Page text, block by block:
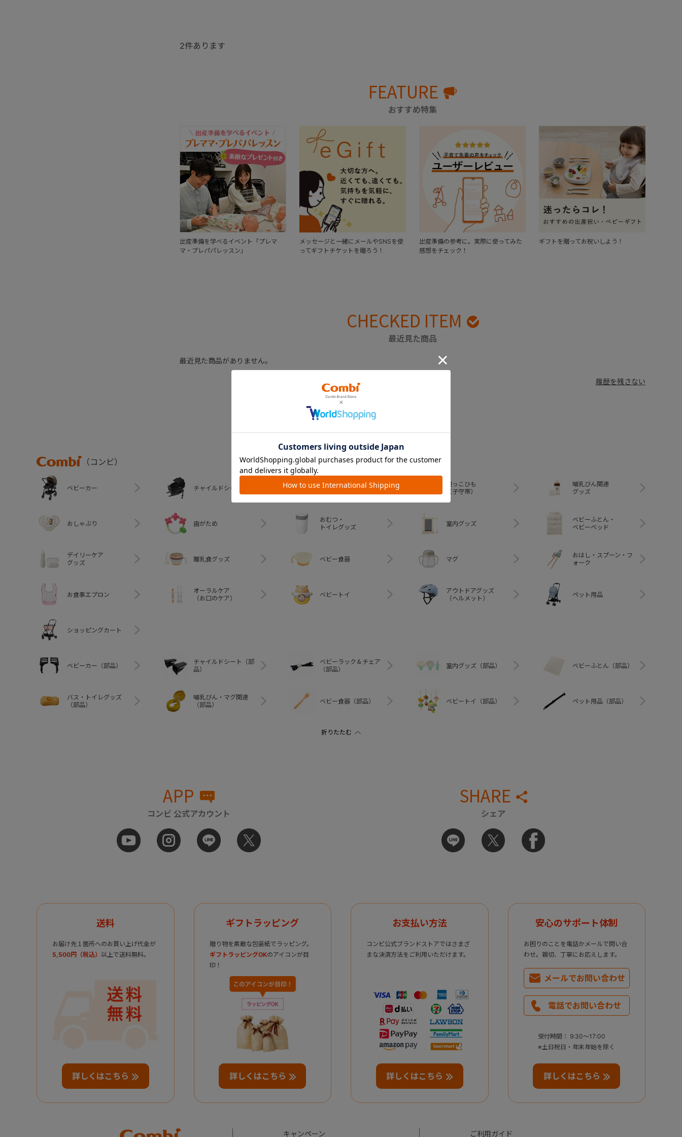
2件あります
FEATURE
おすすめ特集
出産準備を学べるイベント「プレマ
マ・プレパパレッスン」
メッセージと一緒にメールやSNSを使
ってギフトチケットを贈ろう！
出産準備の参考に。実際に使ってみた
感想をチェック！
ギフトを贈ってお祝いしよう！
CHECKED ITEM
最近見た商品
最近見た商品がありません。
履歴を残さない
CATEGORY
Combi
（コンビ）
ベビーカー チャイルドシート
ベビーラック＆
抱っこひも
（子守帯）
哺乳びん関連
グッズ
おしゃぶり 歯がため
おむつ・
トイレグッズ
室内グッズ
ベビーふとん・
ベビーベッド
デイリーケア
グッズ
離乳食グッズ ベビー食器 マグ
おはし・スプーン・フ
ォーク
お食事エプロン
オーラルケア
（お口のケア）
ベビートイ
アウトドアグッズ
（ヘルメット）
ペット用品
ショッピングカート
ベビーカー（部品）
チャイルドシート（部
品）
ベビーラック＆チェア
（部品）
室内グッズ（部品） ベビーふとん（部品）
バス・トイレグッズ
（部品）
哺乳びん・マグ関連
（部品）
ベビー食器（部品） ベビートイ（部品） ペット用品（部品）
APP
コンビ 公式アカウント
SHARE
シェア
送料
お届け先１箇所へのお買い上げ代金が
5,500円（税込） 以上で送料無料。
詳しくはこちら
ギフトラッピング
贈り物を素敵な包装紙でラッピング。
ギフトラッピングOKのアイコンが目
印！
詳しくはこちら
お支払い方法
コンビ公式ブランドストアではさまざ
まな決済方法をご利用いただけます。
詳しくはこちら
安心のサポート体制
お困りのことを電話かメールで問い合
わせ。親切、丁寧にお応えします。
メールでお問い合わせ
電話でお問い合わせ
受付時間： 9:30～17:00
※土日祝日・年末年始を除く
詳しくはこちら
Combi キャンペーン ご利用ガイド